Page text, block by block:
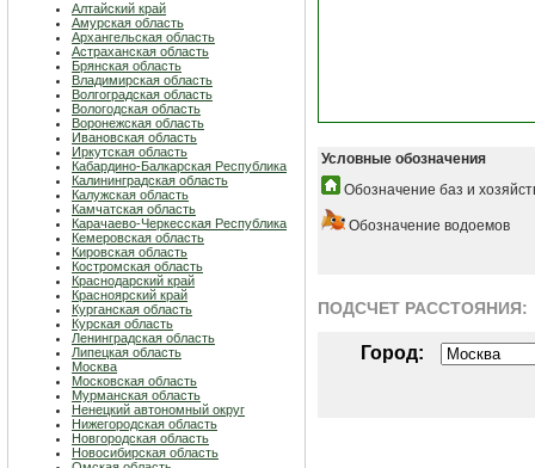
Алтайский край
Амурская область
Архангельская область
Астраханская область
Брянская область
Владимирская область
Волгоградская область
Вологодская область
Воронежская область
Ивановская область
Иркутская область
Кабардино-Балкарская Республика
Калининградская область
Калужская область
Камчатская область
Карачаево-Черкесская Республика
Кемеровская область
Кировская область
Костромская область
Краснодарский край
Красноярский край
Курганская область
Курская область
Ленинградская область
Липецкая область
Москва
Московская область
Мурманская область
Ненецкий автономный округ
Нижегородская область
Новгородская область
Новосибирская область
Условные обозначения
Обозначение баз и
Обозначение водоемов
ПОДСЧЕТ РАСCТОЯНИЯ:
Город: